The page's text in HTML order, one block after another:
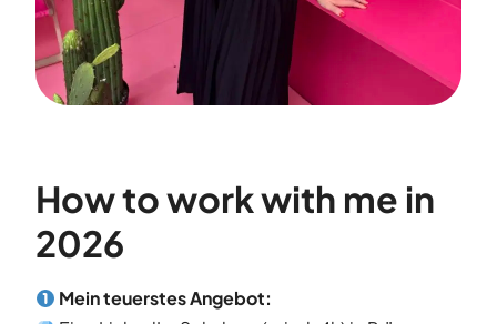
How to work with me in
2026
Mein teuerstes Angebot: